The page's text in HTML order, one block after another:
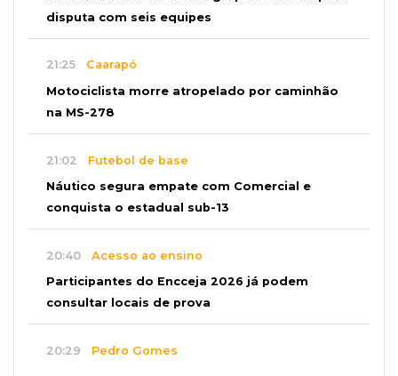
disputa com seis equipes
21:25 Caarapó
Motociclista morre atropelado por caminhão
na MS-278
21:02 Futebol de base
Náutico segura empate com Comercial e
conquista o estadual sub-13
20:40 Acesso ao ensino
Participantes do Encceja 2026 já podem
consultar locais de prova
20:29 Pedro Gomes